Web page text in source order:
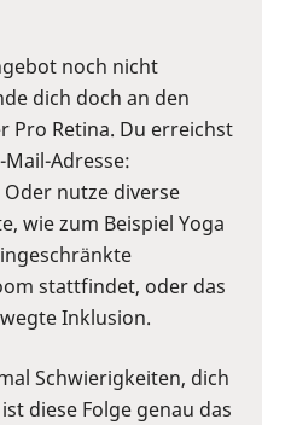
noch nicht
dich doch an den
Pro Retina. Du erreichst
Adresse:
Oder nutze diverse
wie zum Beispiel Yoga
stattfindet, oder das
Inklusion.
Schwierigkeiten, dich
diese Folge genau das